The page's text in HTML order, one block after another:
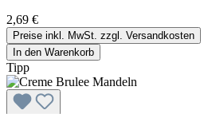
2,69 €
Preise inkl. MwSt. zzgl. Versandkosten
In den Warenkorb
Tipp